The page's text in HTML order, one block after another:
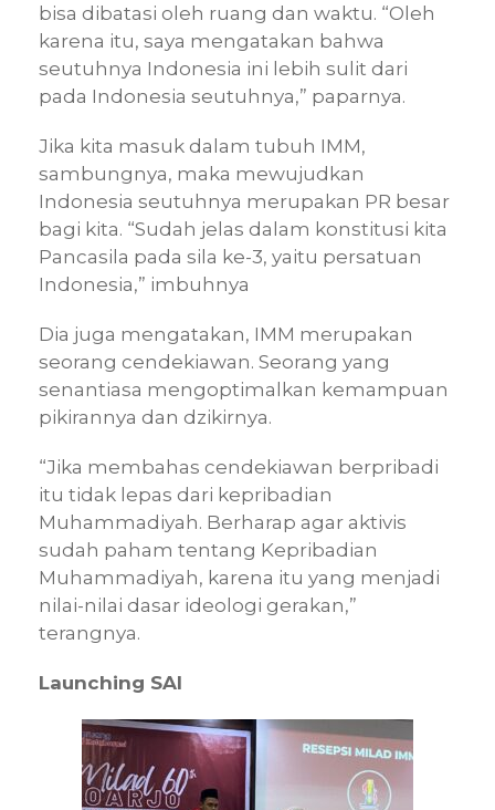
bisa dibatasi oleh ruang dan waktu. “Oleh
karena itu, saya mengatakan bahwa
seutuhnya Indonesia ini lebih sulit dari
pada Indonesia seutuhnya,” paparnya.
Jika kita masuk dalam tubuh IMM,
sambungnya, maka mewujudkan
Indonesia seutuhnya merupakan PR besar
bagi kita. “Sudah jelas dalam konstitusi kita
Pancasila pada sila ke-3, yaitu persatuan
Indonesia,” imbuhnya
Dia juga mengatakan, IMM merupakan
seorang cendekiawan. Seorang yang
senantiasa mengoptimalkan kemampuan
pikirannya dan dzikirnya.
“Jika membahas cendekiawan berpribadi
itu tidak lepas dari kepribadian
Muhammadiyah. Berharap agar aktivis
sudah paham tentang Kepribadian
Muhammadiyah, karena itu yang menjadi
nilai-nilai dasar ideologi gerakan,”
terangnya.
Launching SAI